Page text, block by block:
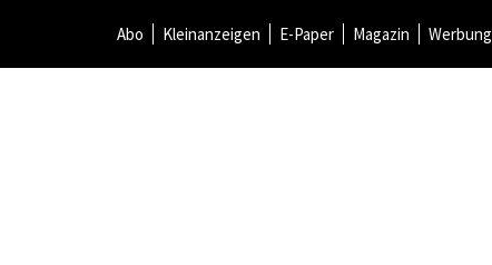
Abo Kleinanzeigen E-Paper Magazin Werbung